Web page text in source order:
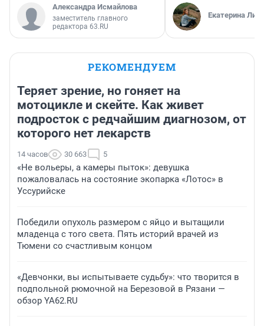
Александра Исмайлова
заместитель главного
редактора 63.RU
Екатерина
РЕКОМЕНДУЕМ
Теряет зрение, но гоняет на
мотоцикле и скейте. Как живет
подросток с редчайшим диагнозом, от
которого нет лекарств
14 часов 30 663 5
«Не вольеры, а камеры пыток»: девушка
пожаловалась на состояние экопарка «Лотос» в
Уссурийске
Победили опухоль размером с яйцо и вытащили
младенца с того света. Пять историй врачей из
Тюмени со счастливым концом
«Девчонки, вы испытываете судьбу»: что творится в
подпольной рюмочной на Березовой в Рязани —
обзор YA62.RU